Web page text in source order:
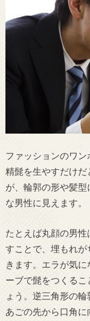
ファッションのワ
精髭を生やすだけ
が、輪郭の形や髪
な男性に見えます。
たとえば丸顔の男
すことで、埋もれ
きます。エラが気
ーブで髭をつくる
ょう。逆三角形の
あごの先から口角